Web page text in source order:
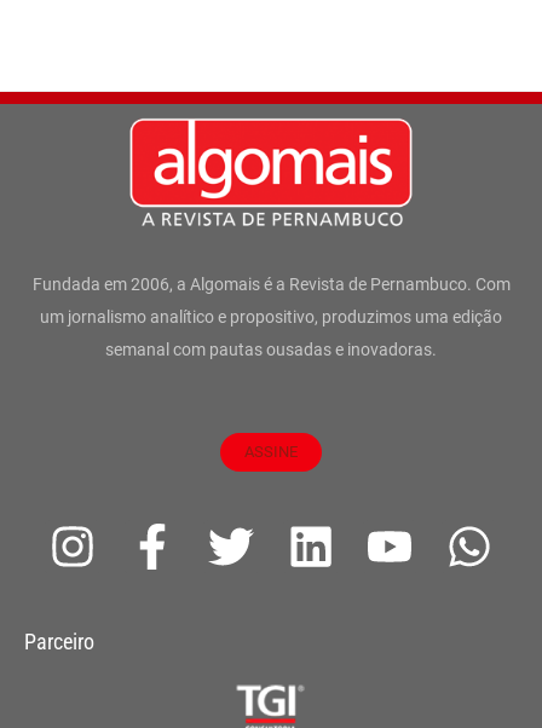
Fundada em 2006, a Algomais é a Revista de Pernambuco. Com
um jornalismo analítico e propositivo, produzimos uma edição
semanal com pautas ousadas e inovadoras.
ASSINE
I
s
F
a
T
t
L
Y
W
Parceiro